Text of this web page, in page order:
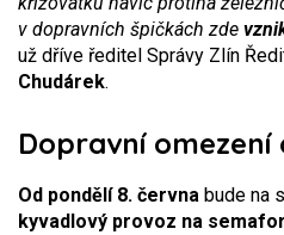
v dopravních špičkách zde
už dříve ředitel Správy Zlín
Chudárek.
Dopravní omezení
Od pondělí 8. června bude na
kyvadlový provoz na